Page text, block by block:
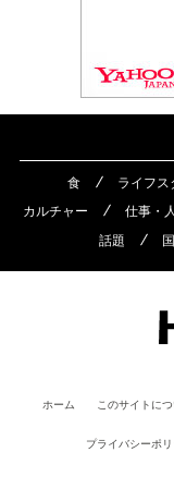
食 ライフス
カルチャー
仕事・
話題
ホーム このサイトに
プライバシーポ